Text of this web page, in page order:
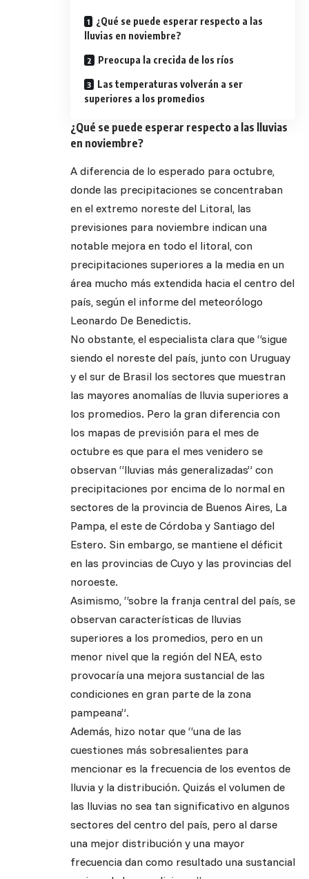
¿Qué se puede esperar respecto a las
lluvias en noviembre?
Preocupa la crecida de los ríos
Las temperaturas volverán a ser
superiores a los promedios
¿Qué se puede esperar respecto a las lluvias
en noviembre?
A diferencia de lo esperado para octubre,
donde las precipitaciones se concentraban
en el extremo noreste del Litoral, las
previsiones para noviembre indican una
notable mejora en todo el litoral, con
precipitaciones superiores a la media en un
área mucho más extendida hacia el centro del
país, según el informe del meteorólogo
Leonardo De Benedictis.
No obstante, el especialista clara que “sigue
siendo el noreste del país, junto con Uruguay
y el sur de Brasil los sectores que muestran
las mayores anomalías de lluvia superiores a
los promedios. Pero la gran diferencia con
los mapas de previsión para el mes de
octubre es que para el mes venidero se
observan “lluvias más generalizadas” con
precipitaciones por encima de lo normal en
sectores de la provincia de Buenos Aires, La
Pampa, el este de Córdoba y Santiago del
Estero. Sin embargo, se mantiene el déficit
en las provincias de Cuyo y las provincias del
noroeste.
Asimismo, “sobre la franja central del país, se
observan características de lluvias
superiores a los promedios, pero en un
menor nivel que la región del NEA, esto
provocaría una mejora sustancial de las
condiciones en gran parte de la zona
pampeana”.
Además, hizo notar que “una de las
cuestiones más sobresalientes para
mencionar es la frecuencia de los eventos de
lluvia y la distribución. Quizás el volumen de
las lluvias no sea tan significativo en algunos
sectores del centro del país, pero al darse
una mejor distribución y una mayor
frecuencia dan como resultado una sustancial